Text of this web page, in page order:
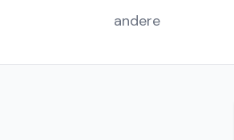
andere